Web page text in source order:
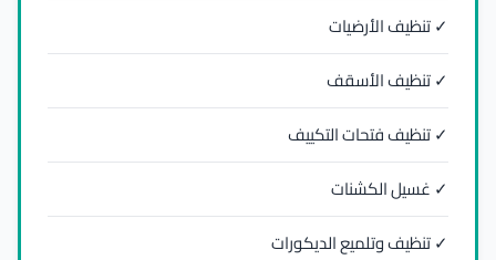
✓ تنظيف الأرضيات
✓ تنظيف الأسقف
✓ تنظيف فتحات التكييف
✓ غسيل الكشنات
✓ تنظيف وتلميع الديكورات